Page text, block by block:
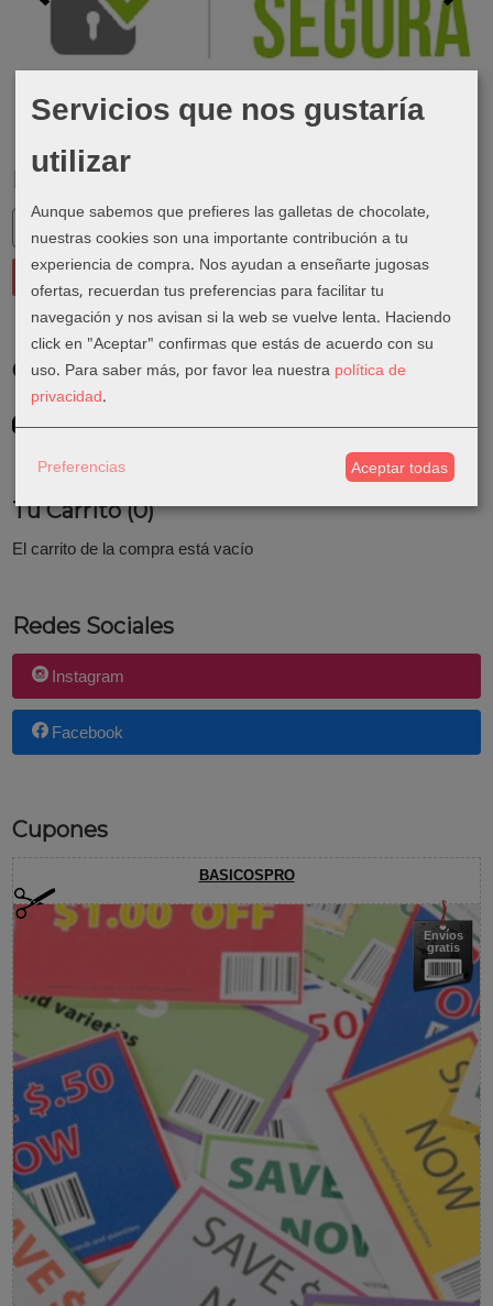
Marcas
Costes de Envío
GRATIS *
Consultar Destinos
Tu Carrito (0)
El carrito de la compra está vacío
Redes Sociales
Instagram
Facebook
Cupones
BASICOSPRO
Envíos
gratis
Servicios que nos gustaría
utilizar
Aunque sabemos que prefieres las galletas de chocolate,
nuestras cookies son una importante contribución a tu
experiencia de compra. Nos ayudan a enseñarte jugosas
ofertas, recuerdan tus preferencias para facilitar tu
navegación y nos avisan si la web se vuelve lenta. Haciendo
click en "Aceptar" confirmas que estás de acuerdo con su
uso. Para saber más, por favor lea nuestra política de
privacidad.
Preferencias Aceptar todas